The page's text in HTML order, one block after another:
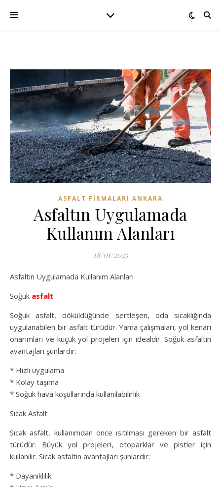
ASFALT FIRMALARI ANKARA
Asfaltın Uygulamada
Kullanım Alanları
18/01/2025
Asfaltın Uygulamada Kullanım Alanları
Soğuk asfalt
Soğuk asfalt, döküldüğünde sertleşen, oda sıcaklığında
uygulanabilen bir asfalt türüdür. Yama çalışmaları, yol kenarı
onarımları ve küçük yol projeleri için idealdir. Soğuk asfaltın
avantajları şunlardır:
* Hızlı uygulama
* Kolay taşıma
* Soğuk hava koşullarında kullanılabilirlik
Sıcak Asfalt
Sıcak asfalt, kullanımdan önce ısıtılması gereken bir asfalt
türüdür. Büyük yol projeleri, otoparklar ve pistler için
kullanılır. Sıcak asfaltın avantajları şunlardır:
* Dayanıklılık